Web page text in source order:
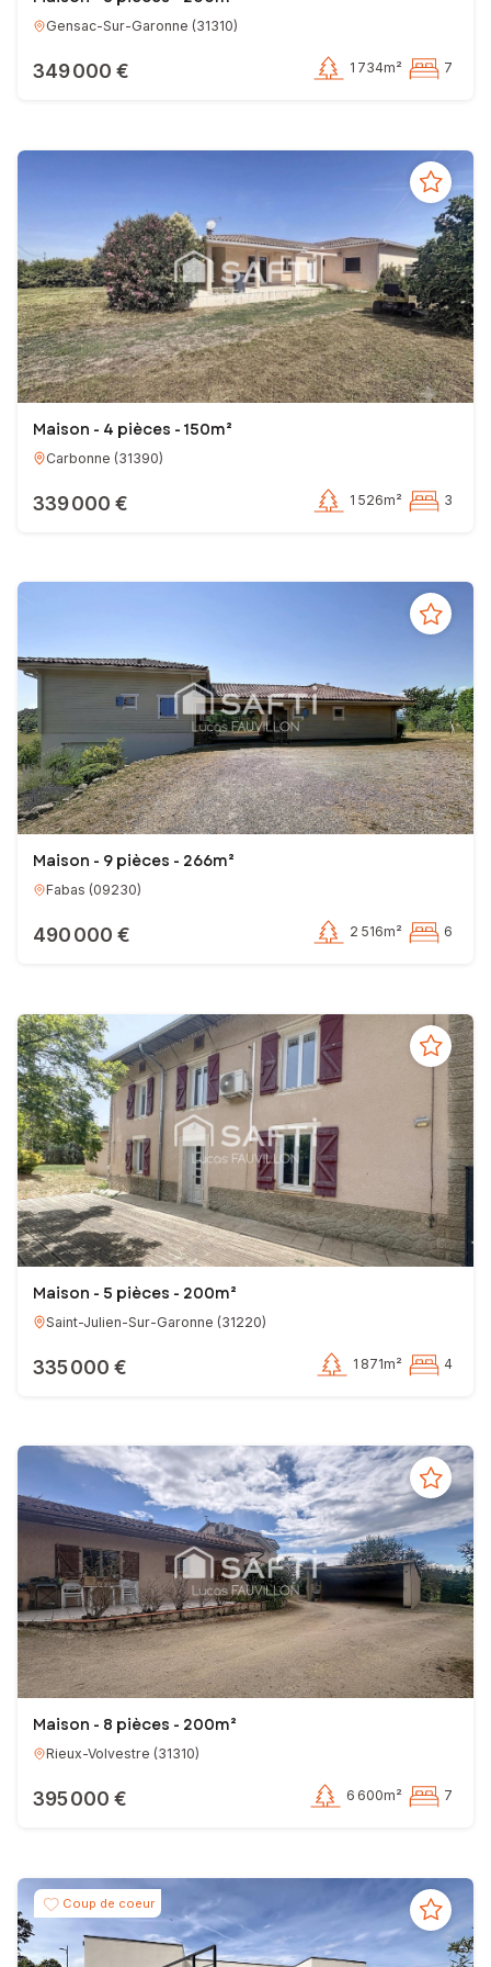
EI - Agent commercial - 981 388 077 RSAC TOULOUSE
Gensac-Sur-Garonne (31310)
349 000 € 1 734m² 7
Maison - 4 pièces - 150m²
Carbonne (31390)
339 000 € 1 526m² 3
Maison - 9 pièces - 266m²
Fabas (09230)
490 000 € 2 516m² 6
Maison - 5 pièces - 200m²
Saint-Julien-Sur-Garonne (31220)
335 000 € 1 871m² 4
Maison - 8 pièces - 200m²
Rieux-Volvestre (31310)
395 000 € 6 600m² 7
Coup de coeur